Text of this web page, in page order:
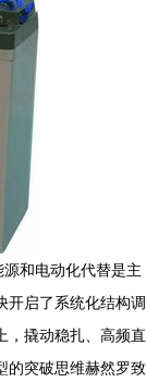
和电动化代替是主
开启了系统化结构调
，撬动稳扎、高频直
的突破思维赫然罗致